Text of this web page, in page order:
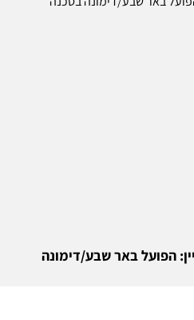
הפועל באר שבע/דימונה